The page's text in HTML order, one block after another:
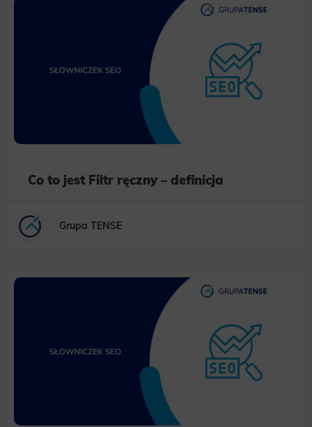
Co to jest Filtr ręczny – definicja
Grupa TENSE